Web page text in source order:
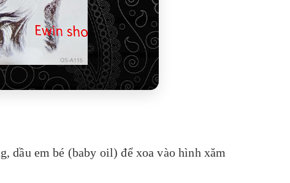
dầu em bé (baby oil) để xoa vào hình xăm